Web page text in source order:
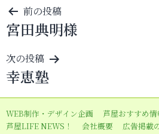
投
稿
ナ
ビ
ゲ
ー
シ
前の投稿
宮田典明様
次の投稿
幸恵塾
WEB制作・デザイン企画 芦屋おすすめ
芦屋LIFE NEWS！
会社概要 広告掲載